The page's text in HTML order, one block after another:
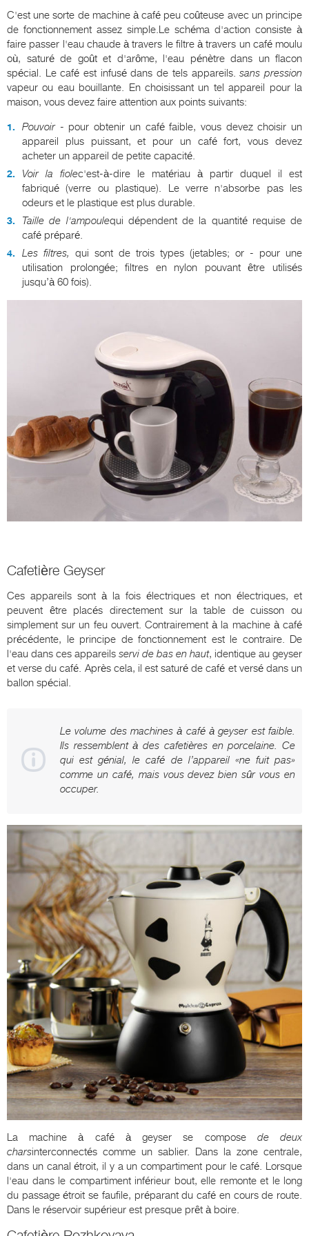
C'est une sorte de machine à café peu coûteuse avec un principe
de fonctionnement assez simple.Le schéma d'action consiste à
faire passer l'eau chaude à travers le filtre à travers un café moulu
où, saturé de goût et d'arôme, l'eau pénètre dans un flacon
spécial. Le café est infusé dans de tels appareils.sans pression
vapeur ou eau bouillante. En choisissant un tel appareil pour la
maison, vous devez faire attention aux points suivants:
Pouvoir- pour obtenir un café faible, vous devez choisir un
appareil plus puissant, et pour un café fort, vous devez
acheter un appareil de petite capacité.
Voir la fiolec'est-à-dire le matériau à partir duquel il est
fabriqué (verre ou plastique). Le verre n'absorbe pas les
odeurs et le plastique est plus durable.
Taille de l'ampoulequi dépendent de la quantité requise de
café préparé.
Les filtres, qui sont de trois types (jetables; or - pour une
utilisation prolongée; filtres en nylon pouvant être utilisés
jusqu’à 60 fois).
Cafetière Geyser
Ces appareils sont à la fois électriques et non électriques, et
peuvent être placés directement sur la table de cuisson ou
simplement sur un feu ouvert. Contrairement à la machine à café
précédente, le principe de fonctionnement est le contraire. De
l'eau dans ces appareils servi de bas en haut, identique au geyser
et verse du café. Après cela, il est saturé de café et versé dans un
ballon spécial.
Le volume des machines à café à geyser est faible.
Ils ressemblent à des cafetières en porcelaine. Ce
qui est génial, le café de l’appareil «ne fuit pas»
comme un café, mais vous devez bien sûr vous en
occuper.
La machine à café à geyser se compose de deux
charsinterconnectés comme un sablier. Dans la zone centrale,
dans un canal étroit, il y a un compartiment pour le café. Lorsque
l'eau dans le compartiment inférieur bout, elle remonte et le long
du passage étroit se faufile, préparant du café en cours de route.
Dans le réservoir supérieur est presque prêt à boire.